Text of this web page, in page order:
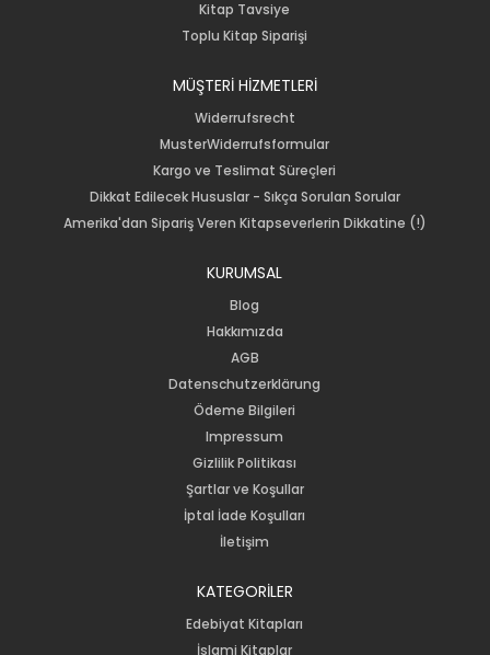
Kitap Tavsiye
Toplu Kitap Siparişi
MÜŞTERİ HİZMETLERİ
Widerrufsrecht
MusterWiderrufsformular
Kargo ve Teslimat Süreçleri
Dikkat Edilecek Hususlar - Sıkça Sorulan Sorular
Amerika'dan Sipariş Veren Kitapseverlerin Dikkatine (!)
KURUMSAL
Blog
Hakkımızda
AGB
Datenschutzerklärung
Ödeme Bilgileri
Impressum
Gizlilik Politikası
Şartlar ve Koşullar
İptal İade Koşulları
İletişim
KATEGORİLER
Edebiyat Kitapları
İslami Kitaplar